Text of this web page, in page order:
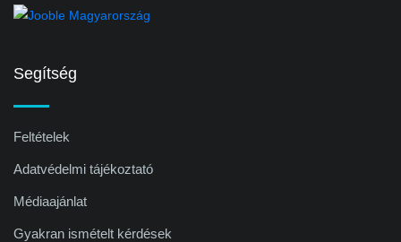
Segítség
Feltételek
Adatvédelmi tájékoztató
Médiaajánlat
Gyakran ismételt kérdések